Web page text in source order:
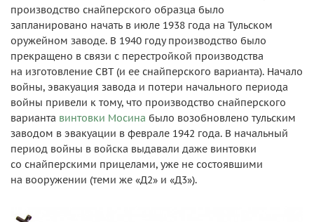
производство снайперского образца было
запланировано начать в июле 1938 года на Тульском
оружейном заводе. В 1940 году производство было
прекращено в связи с перестройкой производства
на изготовление СВТ (и ее снайперского варианта). Начало
войны, эвакуация завода и потери начального периода
войны привели к тому, что производство снайперского
варианта винтовки Мосина было возобновлено тульским
заводом в эвакуации в феврале 1942 года. В начальный
период войны в войска выдавали даже винтовки
со снайперскими прицелами, уже не состоявшими
на вооружении (теми же «Д2» и «Д3»).